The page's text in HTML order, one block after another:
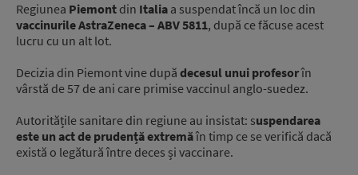
Regiunea Piemont din Italia a suspendat încă un loc din
vaccinurile AstraZeneca – ABV 5811, după ce făcuse acest
lucru cu un alt lot.
Decizia din Piemont vine după decesul unui profesorîn
vârstă de 57 de ani care primise vaccinul anglo-suedez.
Autoritățile sanitare din regiune au insistat: suspendarea
este un act de prudență extremăîn timp ce se verifică dacă
există o legătură între deces și vaccinare.